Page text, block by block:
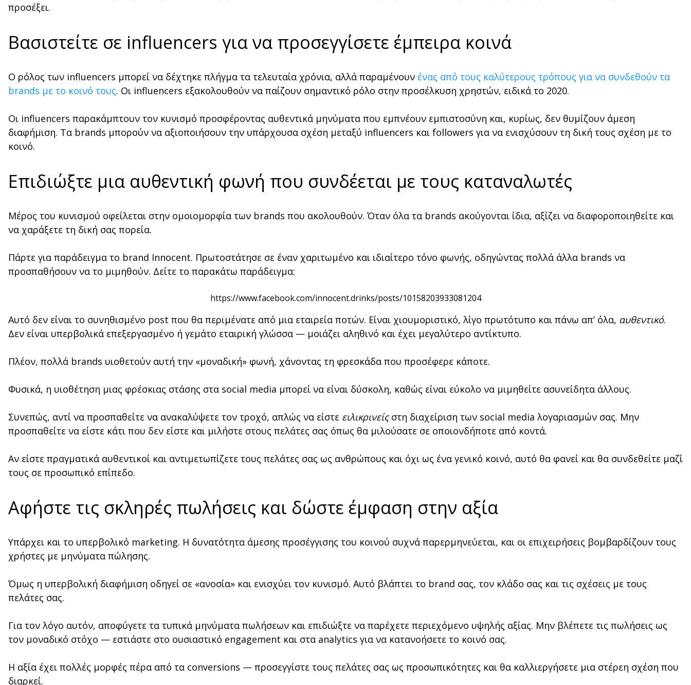
προσέξει.
Βασιστείτε σε influencers για να προσεγγίσετε έμπειρα κοινά
Ο ρόλος των influencers μπορεί να δέχτηκε πλήγμα τα τελευταία χρόνια, αλλά παραμένουν ένας από τους καλύτερους τρόπους για να συνδεθούν τα
brands με το κοινό τους. Οι influencers εξακολουθούν να παίζουν σημαντικό ρόλο στην προσέλκυση χρηστών, ειδικά το 2020.
Οι influencers παρακάμπτουν τον κυνισμό προσφέροντας αυθεντικά μηνύματα που εμπνέουν εμπιστοσύνη και, κυρίως, δεν θυμίζουν άμεση
διαφήμιση. Τα brands μπορούν να αξιοποιήσουν την υπάρχουσα σχέση μεταξύ influencers και followers για να ενισχύσουν τη δική τους σχέση με το
κοινό.
Επιδιώξτε μια αυθεντική φωνή που συνδέεται με τους καταναλωτές
Μέρος του κυνισμού οφείλεται στην ομοιομορφία των brands που ακολουθούν. Όταν όλα τα brands ακούγονται ίδια, αξίζει να διαφοροποιηθείτε και
να χαράξετε τη δική σας πορεία.
Πάρτε για παράδειγμα το brand Innocent. Πρωτοστάτησε σε έναν χαριτωμένο και ιδιαίτερο τόνο φωνής, οδηγώντας πολλά άλλα brands να
προσπαθήσουν να το μιμηθούν. Δείτε το παρακάτω παράδειγμα:
https://www.facebook.com/innocent.drinks/posts/10158203933081204
Αυτό δεν είναι το συνηθισμένο post που θα περιμένατε από μια εταιρεία ποτών. Είναι χιουμοριστικό, λίγο πρωτότυπο και πάνω απ’ όλα, αυθεντικό.
Δεν είναι υπερβολικά επεξεργασμένο ή γεμάτο εταιρική γλώσσα — μοιάζει αληθινό και έχει μεγαλύτερο αντίκτυπο.
Πλέον, πολλά brands υιοθετούν αυτή την «μοναδική» φωνή, χάνοντας τη φρεσκάδα που προσέφερε κάποτε.
Φυσικά, η υιοθέτηση μιας φρέσκιας στάσης στα social media μπορεί να είναι δύσκολη, καθώς είναι εύκολο να μιμηθείτε ασυνείδητα άλλους.
Συνεπώς, αντί να προσπαθείτε να ανακαλύψετε τον τροχό, απλώς να είστε ειλικρινείςστη διαχείριση των social media λογαριασμών σας. Μην
προσπαθείτε να είστε κάτι που δεν είστε και μιλήστε στους πελάτες σας όπως θα μιλούσατε σε οποιονδήποτε από κοντά.
Αν είστε πραγματικά αυθεντικοί και αντιμετωπίζετε τους πελάτες σας ως ανθρώπους και όχι ως ένα γενικό κοινό, αυτό θα φανεί και θα συνδεθείτε μαζί
τους σε προσωπικό επίπεδο.
Αφήστε τις σκληρές πωλήσεις και δώστε έμφαση στην αξία
Υπάρχει και το υπερβολικό marketing. Η δυνατότητα άμεσης προσέγγισης του κοινού συχνά παρερμηνεύεται, και οι επιχειρήσεις βομβαρδίζουν τους
χρήστες με μηνύματα πώλησης.
Όμως η υπερβολική διαφήμιση οδηγεί σε «ανοσία» και ενισχύει τον κυνισμό. Αυτό βλάπτει το brand σας, τον κλάδο σας και τις σχέσεις με τους
πελάτες σας.
Για τον λόγο αυτόν, αποφύγετε τα τυπικά μηνύματα πωλήσεων και επιδιώξτε να παρέχετε περιεχόμενο υψηλής αξίας. Μην βλέπετε τις πωλήσεις ως
τον μοναδικό στόχο — εστιάστε στο ουσιαστικό engagement και στα analytics για να κατανοήσετε το κοινό σας.
Η αξία έχει πολλές μορφές πέρα από τα conversions — προσεγγίστε τους πελάτες σας ως προσωπικότητες και θα καλλιεργήσετε μια στέρεη σχέση που
διαρκεί.